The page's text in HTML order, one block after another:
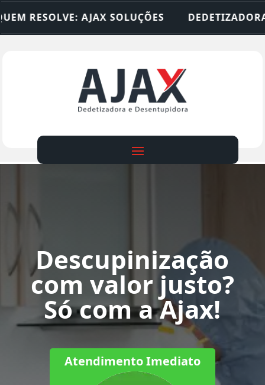
SOLUÇÕES DEDETIZADORA •
Descupinização
com valor justo?
Só com a Ajax!
Atendimento Imediato